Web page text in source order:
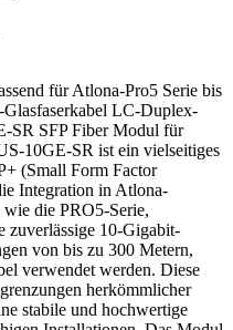
für Atlona-Pro5 Serie bis
LC-Duplex-
SR SFP Fiber Modul für
10GE-SR ist ein vielseitiges
(Small Form Factor
Integration in Atlona-
die PRO5-Serie,
zuverlässige 10-Gigabit-
von bis zu 300 Metern,
verwendet werden. Diese
herkömmlicher
stabile und hochwertige